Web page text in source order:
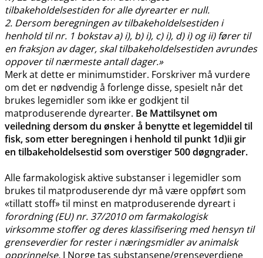
tilbakeholdelsestiden for alle dyrearter er null.
2. Dersom beregningen av tilbakeholdelsestiden i
henhold til nr. 1 bokstav a) i), b) i), c) i), d) i) og ii) fører til
en fraksjon av dager, skal tilbakeholdelsestiden avrundes
oppover til nærmeste antall dager.»
Merk at dette er minimumstider. Forskriver må vurdere
om det er nødvendig å forlenge disse, spesielt når det
brukes legemidler som ikke er godkjent til
matproduserende dyrearter. Be Mattilsynet om
veiledning dersom du ønsker å benytte et legemiddel til
fisk, som etter beregningen i henhold til punkt 1d)ii gir
en tilbakeholdelsestid som overstiger 500 døgngrader.
Alle farmakologisk aktive substanser i legemidler som
brukes til matproduserende dyr må være oppført som
«tillatt stoff» til minst en matproduserende dyreart i
forordning (EU) nr. 37/2010 om farmakologisk
virksomme stoffer og deres klassifisering med hensyn til
grenseverdier for rester i næringsmidler av animalsk
opprinnelse. I Norge tas substansene​/​grenseverdiene